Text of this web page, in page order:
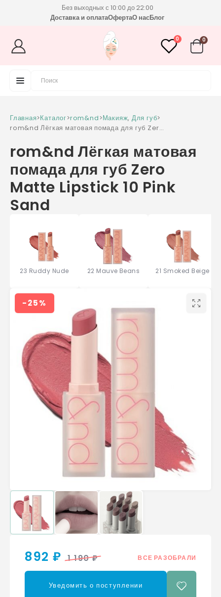
Без выходных с 10:00 до 22:00
Доставка и оплатаОфертаО насБлог
0 0
Главная>Каталог>rom&nd>Макияж, Для губ>
rom&nd Лёгкая матовая помада для губ Zero
rom&nd Лёгкая матовая
помада для губ Zero
Matte Lipstick 10 Pink
Sand
23 Ruddy Nude 22 Mauve Beans 21 Smoked Beige
-25%
892 ₽ 1 190 ₽ ВСЕ РАЗОБРАЛИ
Уведомить о поступлении